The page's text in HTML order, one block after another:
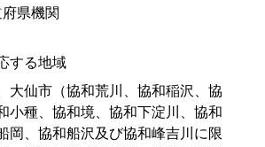
県機関
する地域
大仙市（協和荒川、協和稲沢、協
小種、協和境、協和下淀川、協和
岡、協和船沢及び協和峰吉川に限